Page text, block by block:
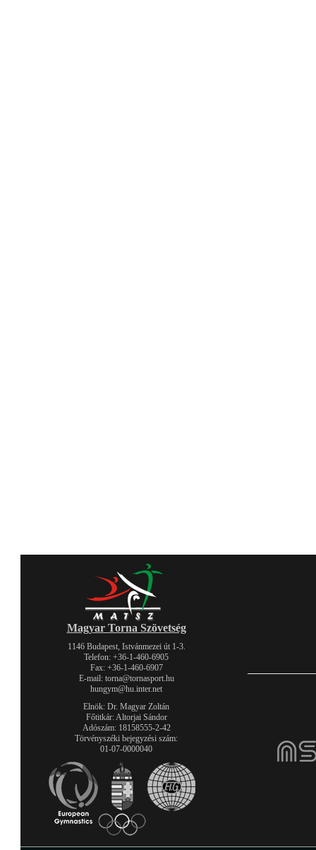
Magyar Torna Szövetség
1146 Budapest, Istvánmezei út 1-3.
Telefon: +36-1-460-6905
Fax: +36-1-460-6907
E-mail: torna@tornasport.hu
hungym@hu.inter.net
Elnök: Dr. Magyar Zoltán
Főtitkár: Altorjai Sándor
Adószám: 18158555-2-42
Törvényszéki bejegyzési szám:
01-07-0000040